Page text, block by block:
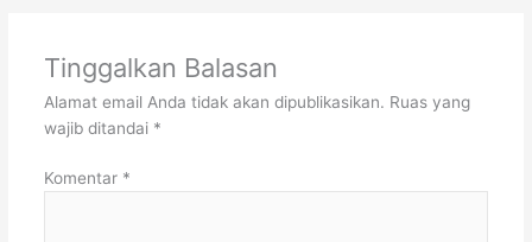
Tinggalkan Balasan
Alamat email Anda tidak akan dipublikasikan. Ruas yang
wajib ditandai *
Komentar *